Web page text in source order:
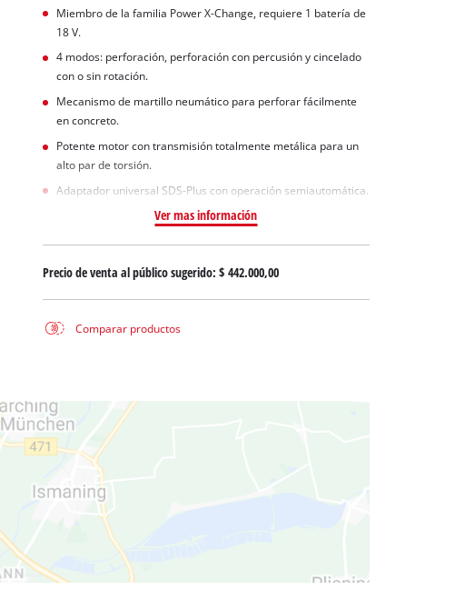
y secos
para aguas sucias
para agua limpia
para pozos
Miembro de la familia Power X-Change, requiere 1 batería de
18 V.
4 modos: perforación, perforación con percusión y cincelado
con o sin rotación.
Mecanismo de martillo neumático para perforar fácilmente
en concreto.
Potente motor con transmisión totalmente metálica para un
alto par de torsión.
Adaptador universal SDS-Plus con operación semiautomática.
Ver mas información
Precio de venta al público sugerido: $ 442.000,00
Comparar productos